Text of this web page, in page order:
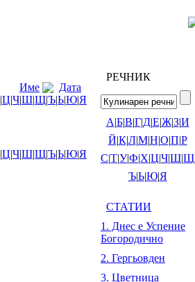
Име
Дата
|Ц|Ч|Ш|Щ|Ъ|Ь|Ю|Я
|Ц|Ч|Ш|Щ|Ъ|Ь|Ю|Я
РЕЧНИК
А|Б|В|Г|Д|Е|Ж|З|И
Й|К|Л|М|Н|О|П|Р
С|Т|У|Ф|Х|Ц|Ч|Ш|Щ
Ъ|Ь|Ю|Я
СТАТИИ
1. Днес е Успение
Богородично
2. Гергьовден
3. Цветница